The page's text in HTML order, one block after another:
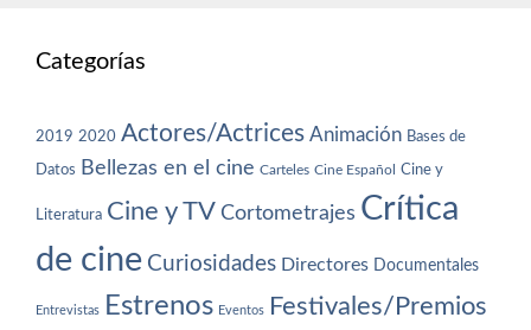
Categorías
2019 2020 Actores/Actrices Animación Bases de
Datos Bellezas en el cine Carteles Cine Español Cine y
Literatura Cine y TV Cortometrajes Crítica
de cine Curiosidades Directores Documentales
Entrevistas Estrenos Eventos Festivales/Premios